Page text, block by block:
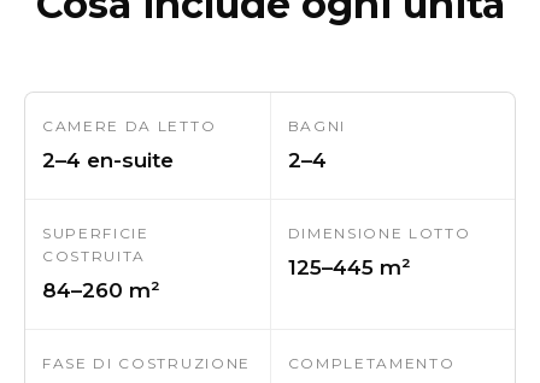
CAMERE DA LETTO
2–4 en-suite
BAGNI
2–4
SUPERFICIE
COSTRUITA
84–260 m²
DIMENSIONE LOTTO
125–445 m²
FASE DI COSTRUZIONE COMPLETAMENTO